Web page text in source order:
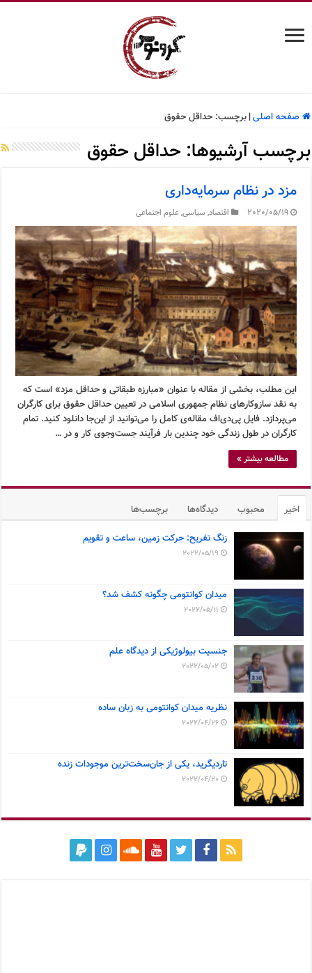
صفحه اصلی| برچسب:حداقل حقوق
برچسب آرشیوها:حداقل حقوق
مزد در نظام سرمایه‌داری
2020/05/19 اقتصاد, سیاسی,علوم اجتماعی
این مطلب، بخشی از مقاله با عنوان «مبارزه طبقاتی و حداقل مزد» است که
به نقد سازوکارهای نظام جمهوری اسلامی در تعیین حداقل حقوق برای کارگران
می‌پردازد. فایل پی‌دی‌اف مقاله‌ی کامل را می‌توانید از این‌جا دانلود کنید. تمام
کارگران در طول زندگی خود چندین بار فرآیند جست‌وجوی کار و در …
مطالعه بیشتر »
اخیر محبوب دیدگاه‌ها برچسب‌ها
زنگ تفریح: حرکت زمین، ساعت و تقویم
2022/05/19
میدان کوانتومی چگونه کشف شد؟
2022/05/11
جنسیت بیولوژیکی از دیدگاه علم
2022/05/02
نظریه میدان کوانتومی به زبان ساده
2022/04/26
تاردیگرید، یکی از جان‌سخت‌ترین موجودات زنده
2022/04/20